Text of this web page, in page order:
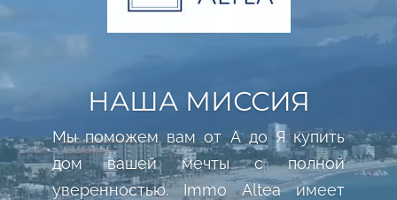
НАША МИССИЯ
Мы поможем вам от А до Я купить
дом вашей мечты с полной
уверенностью. Immo Altea имеет